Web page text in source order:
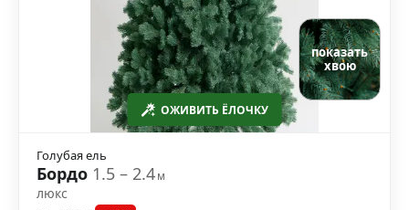
ОЖИВИТЬ ЁЛОЧКУ
показать
хвою
Голубая ель
Бордо 1.5 – 2.4м
люкс